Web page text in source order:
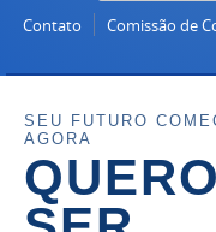
Contato Comissão de
SEU FUTURO
AGORA
QUERO